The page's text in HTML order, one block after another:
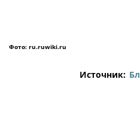
Фото: ru.ruwiki.ru
Источник: